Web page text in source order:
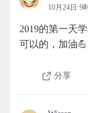
10月24日 9
2019的第一天
可以的，加油💪
分享